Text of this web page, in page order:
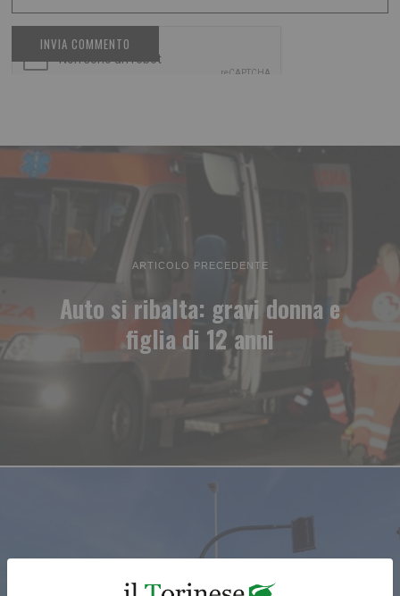
ARTICOLO PRECEDENTE
Auto si ribalta: gravi donna e
figlia di 12 anni